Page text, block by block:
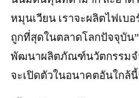
หมุนเวียน เราจะผลิตไฟเบ
ถูกที่สุดในตลาดโลกปัจจุบัน”
พัฒนาผลิตภัณฑ์นวัตกรรมจ
จะเปิดตัวในอนาคตอันใกล้นี้